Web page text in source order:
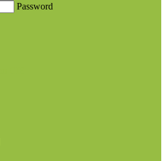
Password